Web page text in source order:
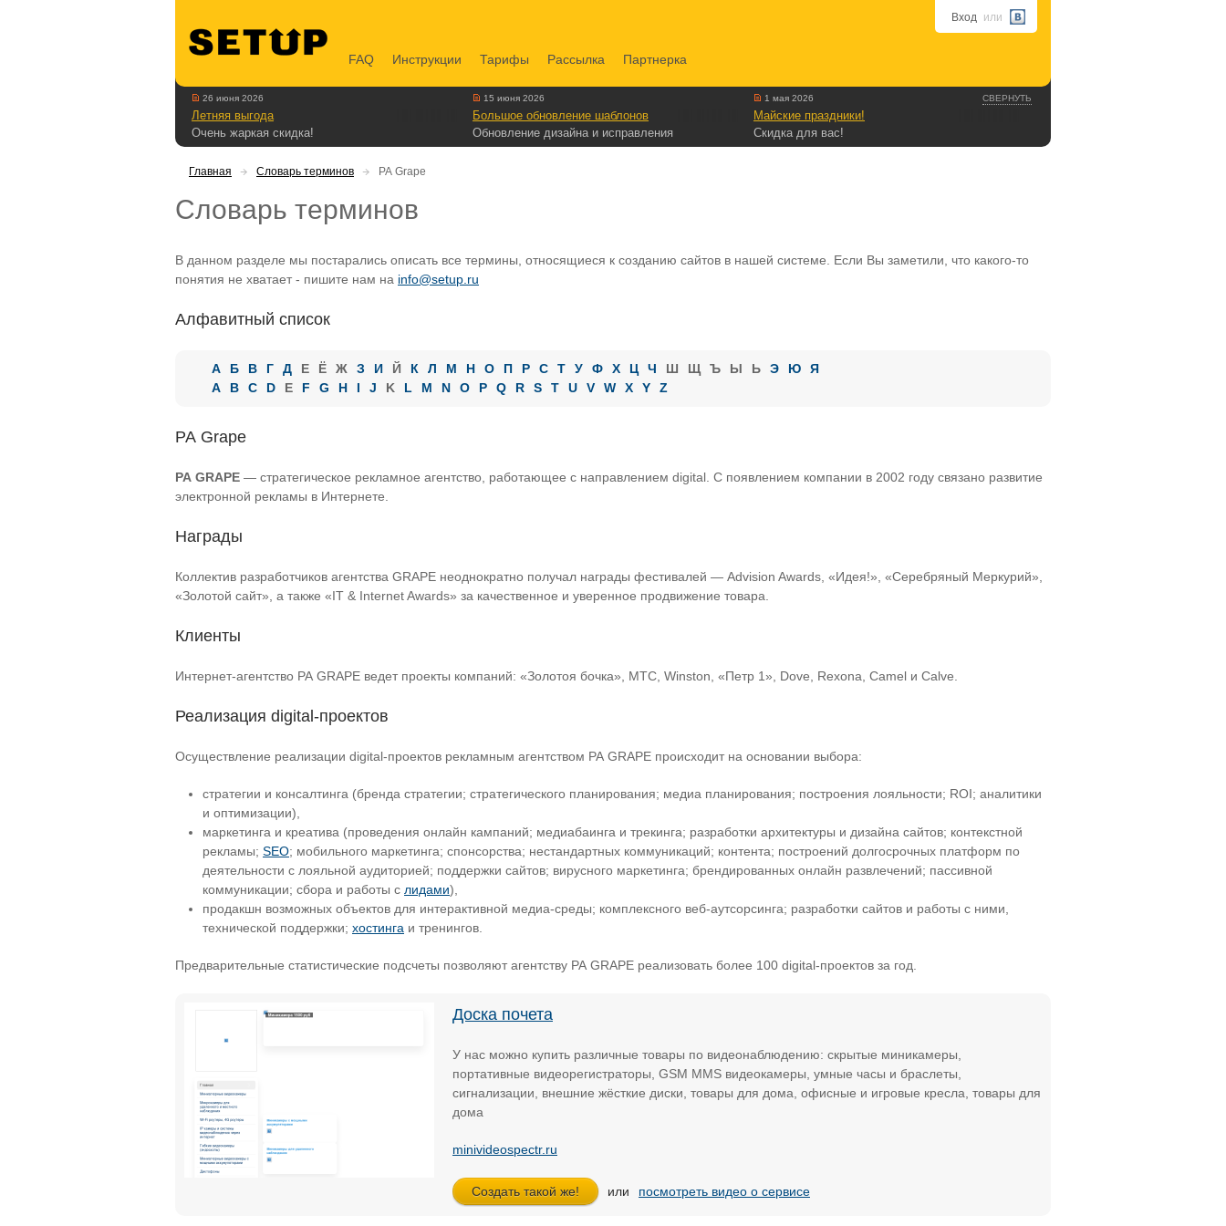
Вход или
FAQ Инструкции Тарифы Рассылка Партнерка
СВЕРНУТЬ
26 июня 2026
Летняя выгода
Очень жаркая скидка!
15 июня 2026
Большое обновление шаблонов
Обновление дизайна и исправления
1 мая 2026
Майские праздники!
Скидка для вас!
Главная Словарь терминов РА Grape
Словарь терминов
В данном разделе мы постарались описать все термины, относящиеся к созданию сайтов в нашей системе. Если Вы заметили, что какого-то
понятия не хватает - пишите нам на info@setup.ru
Алфавитный список
А Б В Г Д Е Ё Ж З И Й К Л М Н О П Р С Т У Ф Х Ц Ч Ш Щ Ъ Ы Ь Э Ю
Я
A
B C D E F G H I J K L M N O P Q R S T U V W X Y Z
РА Grape
РА GRAPE — стратегическое рекламное агентство, работающее с направлением digital. С появлением компании в 2002 году связано развитие
электронной рекламы в Интернете.
Награды
Коллектив разработчиков агентства GRAPE неоднократно получал награды фестивалей — Advision Awards, «Идея!», «Серебряный Меркурий»,
«Золотой сайт», а также «IT & Internet Awards» за качественное и уверенное продвижение товара.
Клиенты
Интернет-агентство РА GRAPE ведет проекты компаний: «Золотоя бочка», МТС, Winston, «Петр 1», Dove, Rexona, Camel и Calve.
Реализация digital-проектов
Осуществление реализации digital-проектов рекламным агентством РА GRAPE происходит на основании выбора:
стратегии и консалтинга (бренда стратегии; стратегического планирования; медиа планирования; построения лояльности; ROI; аналитики
и оптимизации),
маркетинга и креатива (проведения онлайн кампаний; медиабаинга и трекинга; разработки архитектуры и дизайна сайтов; контекстной
рекламы; SEO; мобильного маркетинга; спонсорства; нестандартных коммуникаций; контента; построений долгосрочных платформ по
деятельности с лояльной аудиторией; поддержки сайтов; вирусного маркетинга; брендированных онлайн развлечений; пассивной
коммуникации; сбора и работы с лидами),
продакшн возможных объектов для интерактивной медиа-среды; комплексного веб-аутсорсинга; разработки сайтов и работы с ними,
технической поддержки; хостинга и тренингов.
Предварительные статистические подсчеты позволяют агентству РА GRAPE реализовать более 100 digital-проектов за год.
Доска почета
У нас можно купить различные товары по видеонаблюдению: скрытые миникамеры,
портативные видеорегистраторы, GSM MMS видеокамеры, умные часы и браслеты,
сигнализации, внешние жёсткие диски, товары для дома, офисные и игровые кресла, товары для
дома
minivideospectr.ru
или посмотреть видео о сервисе